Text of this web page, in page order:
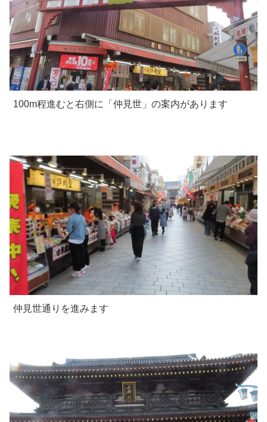
100m程進むと右側に「仲見世」の案内があります
仲見世通りを進みます